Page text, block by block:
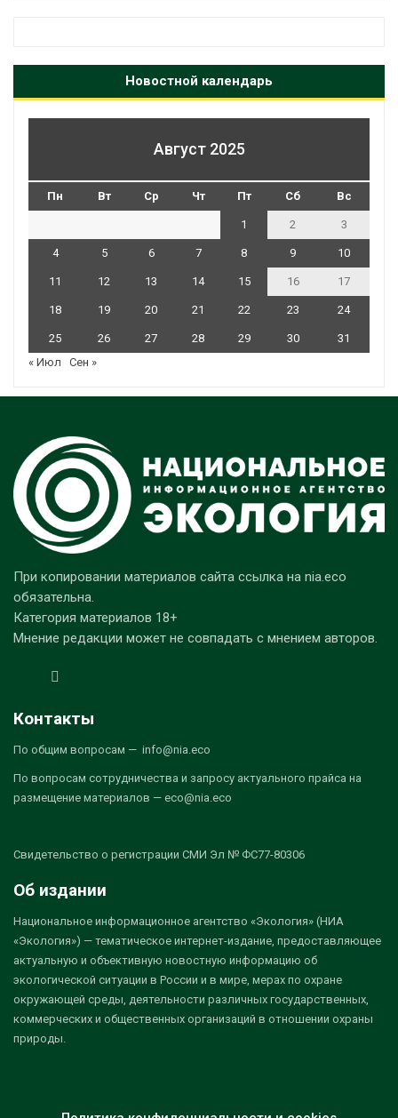
Новостной календарь
Август 2025
Пн Вт Ср Чт Пт Сб Вс
1 2 3
4 5 6 7 8 9 10
11 12 13 14 15 16 17
18 19 20 21 22 23 24
25 26 27 28 29 30
31
« Июл
Сен »
При копировании материалов сайта ссылка на nia.eco
обязательна.
Категория материалов 18+
Мнение редакции может не совпадать с мнением авторов.
Контакты
По общим вопросам — info@nia.eco
По вопросам сотрудничества и запросу актуального прайса на
размещение материалов — eco@nia.eco
Свидетельство о регистрации СМИ Эл № ФС77-80306
Об издании
Национальное информационное агентство «Экология» (НИА
«Экология») — тематическое интернет-издание, предоставляющее
актуальную и объективную новостную информацию об
экологической ситуации в России и в мире, мерах по охране
окружающей среды, деятельности различных государственных,
коммерческих и общественных организаций в отношении охраны
природы.